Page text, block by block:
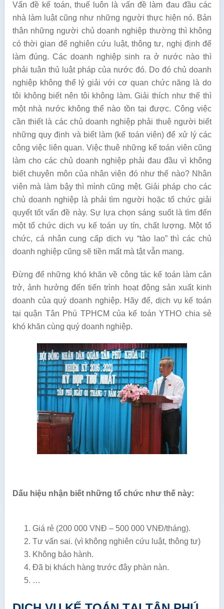
Vấn đề kế toán, thuế luôn là vấn đề làm đau đầu các
nhà làm luật cũng như những người thực hiện nó. Bản
thân những người chủ doanh nghiệp thường thì không
có thời gian để nghiên cứu luật, thông tư, nghị định để
làm đúng. Các doanh nghiệp sinh ra ở nước nào thì
phải tuân thủ luật pháp của nước đó. Do đó chủ doanh
nghiệp không thể lý giải với cơ quan chức năng là do
tôi không biết nên tôi không làm. Giải thích như thế thì
một nhà nước không thể nào tồn tại được. Công việc
cần thiết là các chủ doanh nghiệp phải thuê người biết
những quy định và biết làm (kế toán viên) để xử lý các
công việc liên quan. Việc thuê những kế toán viên cũng
làm cho các chủ doanh nghiệp phải đau đầu vì không
biết chuyên môn của nhân viên đó như thế nào? Nhân
viên mà làm bậy thì mình cũng mệt. Giải pháp cho các
chủ doanh nghiệp là phải tìm người hoặc tổ chức giải
quyết tốt vấn đề này. Sự lựa chọn sáng suốt là tìm đến
một tổ chức dịch vụ kế toán uy tín, chất lượng. Một tổ
chức, cá nhân cung cấp dịch vụ “tào lao” thì các chủ
doanh nghiệp cũng sẽ tiền mất mà tật vẫn mang.
Đừng để những khó khăn về công tác kế toán làm cản
trở, ảnh hưởng đến tiến trình hoạt động sản xuất kinh
doanh của quý doanh nghiệp. Hãy để, dịch vụ kế toán
tại quận Tân Phú TPHCM của kế toán YTHO chia sẻ
khó khăn cùng quý doanh nghiệp.
Dấu hiệu nhận biết những tổ chức như thế này:
Giá rẻ (200 000 VNĐ – 500 000 VNĐ/tháng).
Tư vấn sai. (vì không nghiên cứu luật, thông tư)
Không bảo hành.
Đã bị khách hàng trước đây phàn nàn.
…